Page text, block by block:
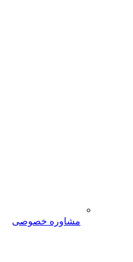
مشاوره خصوصی